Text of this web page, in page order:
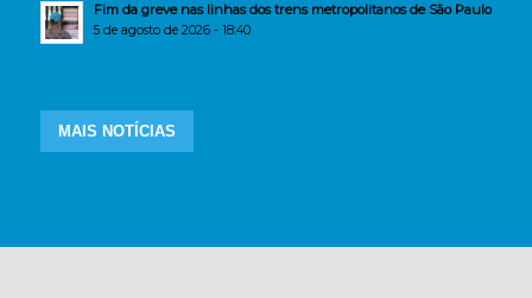
Fim da greve nas linhas dos trens metropolitanos de São Paulo
5 de agosto de 2026 - 18:40
MAIS NOTÍCIAS